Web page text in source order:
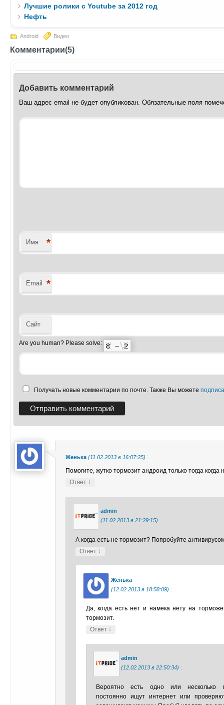
Лучшие ролики с Youtube за 2012 год
Нефть
Android Видео
Комментарии(5)
Добавить комментарий
Ваш адрес email не будет опубликован. Обязательные поля
Имя *
Email *
Сайт
Are you human? Please solve:
Получать новые комментарии по почте. Также Вы можете
Женька (11.02.2013 в 16:07:25) :
Помогите, жутко тормозит андроид только тогда
Ответ ↓
admin
(11.02.2013 в 21:29:15) :
А когда есть не тормозит? Попробуйте
Ответ ↓
Женька
(12.02.2013 в 18:58:09) :
Да, когда есть нет и намека нету на
тормозит.
Ответ ↓
admin
(12.02.2013 в 22:50:34) :
Вероятно есть одно или несколько
постоянно ищут интернет или